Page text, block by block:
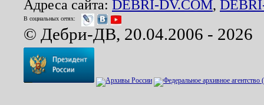
Адреса сайта: DEBRI-DV.COM,
В социальных сетях:
© Дебри-ДВ, 20.04.2006 - 2026